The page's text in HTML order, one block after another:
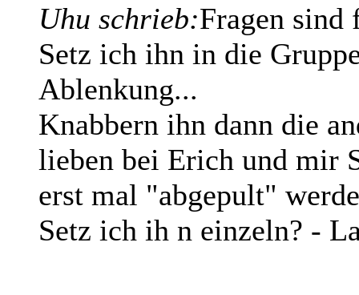
Uhu schrieb:Fragen sind
Setz ich ihn in die
Ablenkung...
Knabbern ihn dann die
lieben bei Erich und mir
erst mal "abgepult"
Setz ich ih n einzeln? -